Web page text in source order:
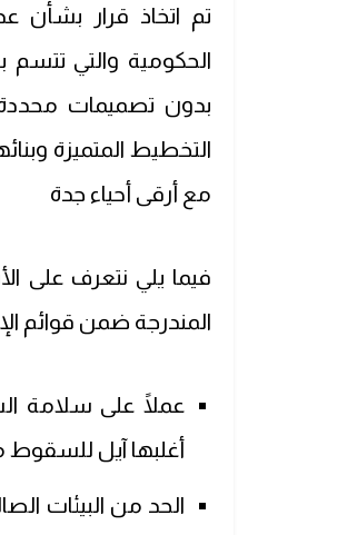
تم اتخاذ قرار بشأن
الحكومية والتي تتسم
بدون تصميمات
التخطيط المتميزة
مع أرقى أحياء جدة
فيما يلي نتعرف على
المندرجة ضمن قوائم
عملًا على سلامة
أغلبها آيل للسقوط
الحد من البيئات